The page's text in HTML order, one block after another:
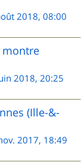
2018, 08:00
montre
2018, 20:25
(Ille-&-
2017, 18:49